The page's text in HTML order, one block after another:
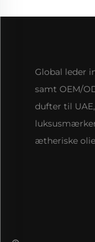
Global leder
samt OEM/
dufter til
ætheriske